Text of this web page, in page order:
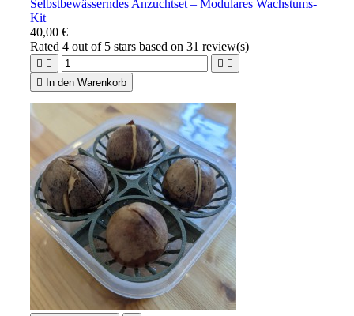
Selbstbewässerndes Anzuchtset – Modulares Wachstums-
Kit
40,00 €
Rated4 out of 5 stars based on31 review(s)
   

In den Warenkorb